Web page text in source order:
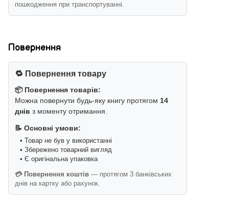
пошкодження при транспортуванні.
Повернення
🔁 Повернення товару
📦 Повернення товарів:
Можна повернути будь-яку книгу протягом 14
днів з моменту отримання.
📝 Основні умови:
• Товар не був у використанні
• Збережено товарний вигляд
• Є оригінальна упаковка
💳 Повернення коштів — протягом 3 банківських
днів на картку або рахунок.